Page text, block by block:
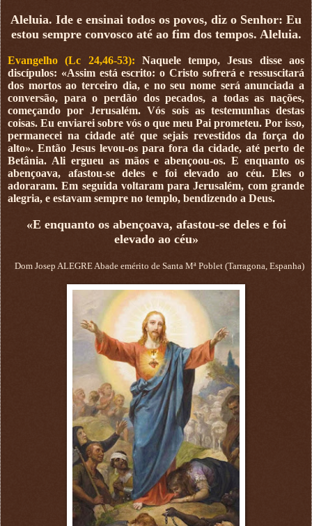
Aleluia. Ide e ensinai todos os povos, diz o Senhor: Eu
estou sempre convosco até ao fim dos tempos. Aleluia.
Evangelho (Lc 24,46-53): Naquele tempo, Jesus disse aos
discípulos: «Assim está escrito: o Cristo sofrerá e ressuscitará
dos mortos ao terceiro dia, e no seu nome será anunciada a
conversão, para o perdão dos pecados, a todas as nações,
começando por Jerusalém. Vós sois as testemunhas destas
coisas. Eu enviarei sobre vós o que meu Pai prometeu. Por isso,
permanecei na cidade até que sejais revestidos da força do
alto». Então Jesus levou-os para fora da cidade, até perto de
Betânia. Ali ergueu as mãos e abençoou-os. E enquanto os
abençoava, afastou-se deles e foi elevado ao céu. Eles o
adoraram. Em seguida voltaram para Jerusalém, com grande
alegria, e estavam sempre no templo, bendizendo a Deus.
«E enquanto os abençoava, afastou-se deles e foi
elevado ao céu»
Dom Josep ALEGRE Abade emérito de Santa Mª Poblet (Tarragona, Espanha)